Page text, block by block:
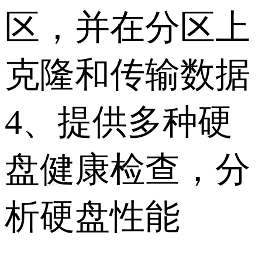
区，并在分区上
克隆和传输数据
4、提供多种硬
盘健康检查，分
析硬盘性能